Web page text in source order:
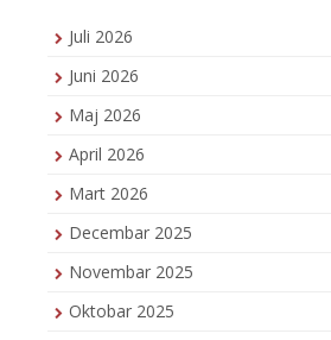
Juli 2026
Juni 2026
Maj 2026
April 2026
Mart 2026
Decembar 2025
Novembar 2025
Oktobar 2025